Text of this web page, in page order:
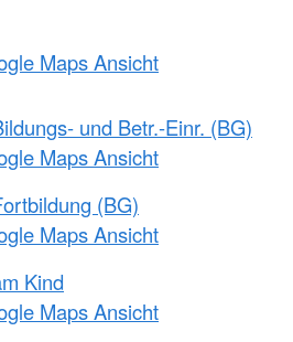
Maps Ansicht
und Betr.-Einr. (BG)
Maps Ansicht
(BG)
Maps Ansicht
Kind
Maps Ansicht